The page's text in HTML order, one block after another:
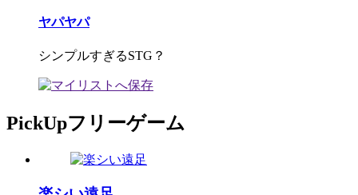
ヤパヤパ
シンプルすぎるSTG？
PickUpフリーゲーム